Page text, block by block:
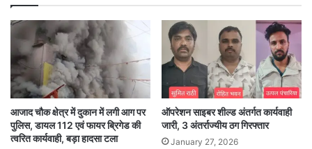
आजाद चौक क्षेत्र में दुकान में लगी आग पर
पुलिस, डायल 112 एवं फायर ब्रिगेड की
त्वरित कार्यवाही, बड़ा हादसा टला
ऑपरेशन साइबर शील्ड अंतर्गत कार्यवाही
जारी, 3 अंतर्राज्यीय ठग गिरफ्तार
January 27, 2026